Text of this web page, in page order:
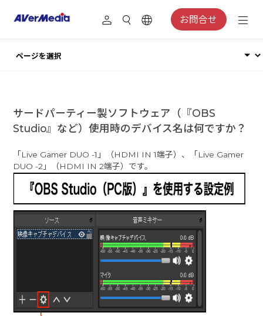
お問合せ
サードパーティー製ソフトウェア（『OBS
Studio』など）使用時のデバイス名は何ですか？
「Live Gamer DUO -1」（HDMI IN 1端子）、「Live Gamer
DUO -2」（HDMI IN 2端子）です。